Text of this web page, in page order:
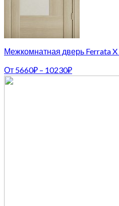
Межкомнатная дверь Ferrata X
От 5660₽ – 10230₽